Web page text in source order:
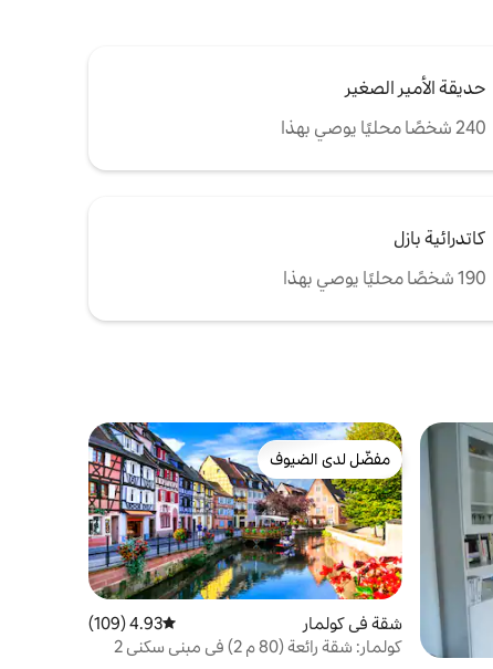
حديقة الأمير الصغير
240 شخصًا محليًا يوصي بهذا
كاتدرائية بازل
190 شخصًا محليًا يوصي بهذا
مفضّل لدى الضيوف
مفضّل لدى الضيوف
شقة في كولمار متوسط التقييم 4.93 من 5، 109 مراجعات
4.93 (109)
كولمار: شقة رائعة (80 م 2) في مبنى سكني 2